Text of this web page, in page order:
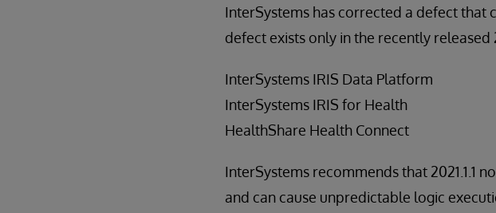
InterSystems has corrected a defect that
defect exists only in the recently released
InterSystems IRIS Data Platform
InterSystems IRIS for Health
HealthShare Health Connect
InterSystems recommends that 2021.1.1
and can cause unpredictable logic